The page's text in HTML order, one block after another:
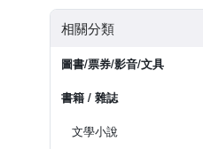
電子書閱讀器★配件任你選
相關分類
圖書/票券/影音/文具
書籍 / 雜誌
文學小說